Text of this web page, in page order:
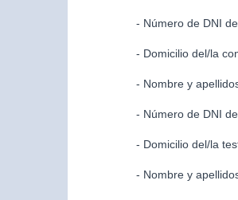
- Número de DNI del/
- Domicilio del/la
- Nombre y apellidos
- Número de DNI del/
- Domicilio del/la
- Nombre y apellidos